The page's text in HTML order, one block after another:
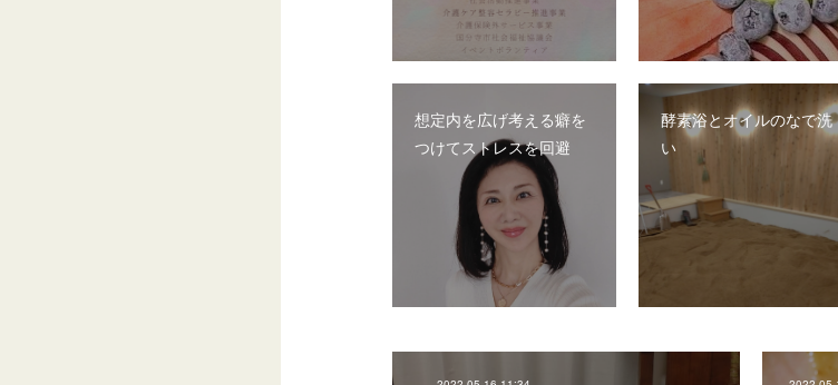
想定内を広げ考える癖を
つけてストレスを回避
酵素浴とオイルのなで洗
い